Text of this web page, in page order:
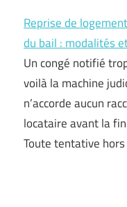
Reprise de
du bail : modalités
Un congé notifié
voilà la machine
n’accorde aucun
locataire avant la
Toute tentative